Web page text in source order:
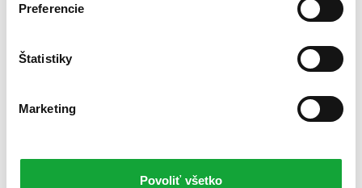
Preferencie
Štatistiky
Marketing
Povoliť všetko